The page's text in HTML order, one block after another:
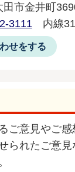
市金井町
3111 内線
せをする
ご意見やご感
られたご意